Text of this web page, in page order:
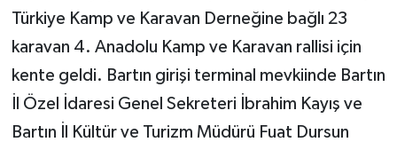
Türkiye Kamp ve Karavan Derneğine bağlı 23
karavan 4. Anadolu Kamp ve Karavan rallisi için
kente geldi. Bartın girişi terminal mevkiinde Bartın
İl Özel İdaresi Genel Sekreteri İbrahim Kayış ve
Bartın İl Kültür ve Turizm Müdürü Fuat Dursun